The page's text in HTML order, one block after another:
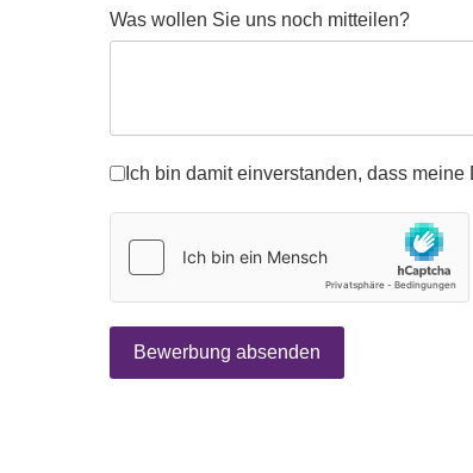
Was wollen Sie uns noch mitteilen?
datenschutz*
Ich bin damit einverstanden, dass
Bewerbung absenden